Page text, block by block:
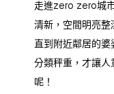
走進zero zero城
清新，空間明亮整
直到附近鄰居的
分類秤重，才讓人
呢！